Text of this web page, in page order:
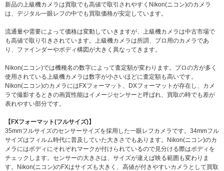
新品の上級機カメラは買取でも高値で取引されやすくNikon(ニコン)のカメラ
は、デジタル一眼レフの中でも買取価格が安定しています。
流通量や需要によって価格は変動していきますが、上級機カメラは中古市場で
も高値で取り引きされています。上級機カメラは所謂、プロ用のカメラであ
り、ファインダーやボディ構図が大きく異なってきます。
Nikon(ニコン)では機種名の数字によって査定額が変わります。プロの方が多く
使用されている上級機カメラは数字が小さいほどに査定額も高いです。
Nikon(ニコン)のカメラにはFXフォーマット、DXフォーマットが存在し、カメ
ラで撮影するときの画質性能はイメージセンサーと呼ばれ、買取の時でも差が
表れやすい部分です。
【FXフォーマット(フルサイズ)】
35mmフルサイズのセンサーサイズを採用した一眼レフカメラです。34mmフル
サイズはフィルム時代に普及していた大きさでもあります。Nikon(ニコン)のカ
メラにはボディにそれぞれマークが付けられているので見分ける際はボディを
チェックします。センサーの大きさは、サイズが違えば映る範囲も変わりま
す。Nikon(ニコン)のFXはサイズも大きく、高値が付きやすいカメラとして買取